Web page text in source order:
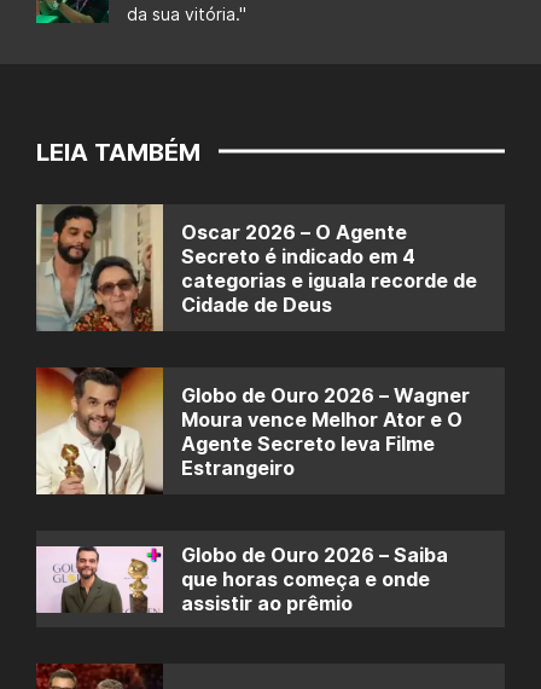
da sua vitória."
LEIA TAMBÉM
Oscar 2026 – O Agente
Secreto é indicado em 4
categorias e iguala recorde de
Cidade de Deus
Globo de Ouro 2026 – Wagner
Moura vence Melhor Ator e O
Agente Secreto leva Filme
Estrangeiro
Globo de Ouro 2026 – Saiba
que horas começa e onde
assistir ao prêmio